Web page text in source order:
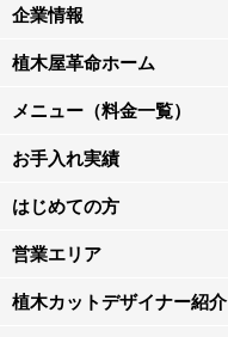
企業情報
植木屋革命ホーム
メニュー（料金一覧）
お手入れ実績
はじめての方
営業エリア
植木カットデザイナー紹介